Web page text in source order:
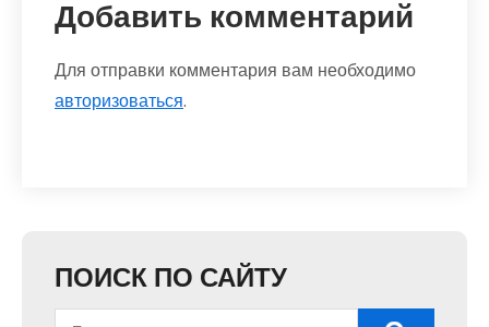
Добавить комментарий
Для отправки комментария вам необходимо
авторизоваться.
ПОИСК ПО САЙТУ